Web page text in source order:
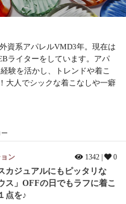
資系アパレルVMD3年。現在は
ライターをしています。アパ
験を活かし、トレンドや着こ
大人でシックな着こなしや一癖
ン 1342 | 0
カジュアルにもピッタリな
ス」OFFの日でもラフに着こ
点を♪